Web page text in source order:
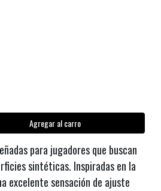
Agregar al carro
para jugadores que buscan
sintéticas. Inspiradas en la
excelente sensación de ajuste